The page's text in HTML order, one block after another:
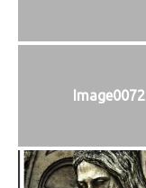
Image0072